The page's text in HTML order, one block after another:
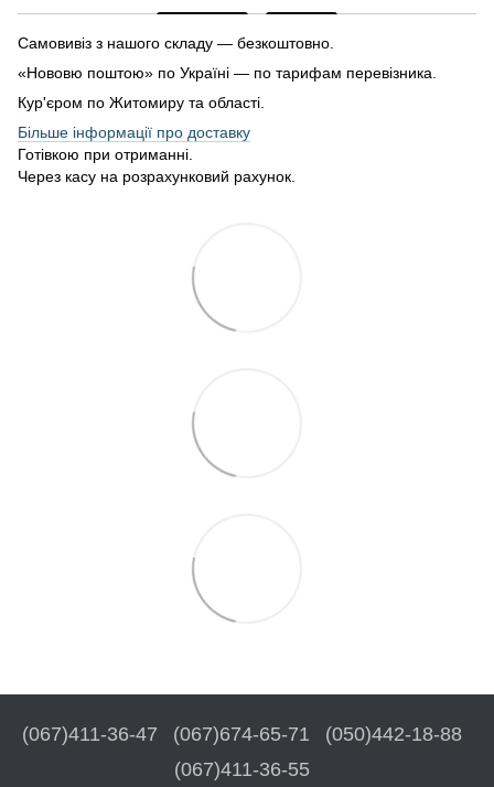
Самовивіз з нашого складу — безкоштовно.
«Нововю поштою» по Україні — по тарифам перевізника.
Кур'єром по Житомиру та області.
Більше інформації про доставку
Готівкою при отриманні.
Через касу на розрахунковий рахунок.
(067)411-36-47 (067)674-65-71
(050)442-18-88
(067)411-36-55